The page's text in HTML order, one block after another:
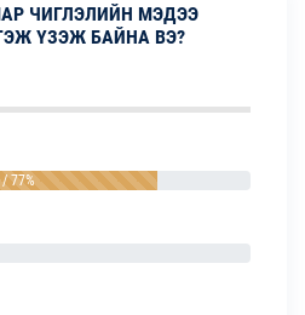
ЧИГЛЭЛИЙН МЭДЭЭ
ҮЗЭЖ БАЙНА ВЭ?
77%